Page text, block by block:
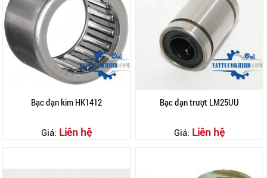
Bạc đạn kim HK1412
Giá: Liên hệ
Bạc đạn trượt LM25UU
Giá: Liên hệ